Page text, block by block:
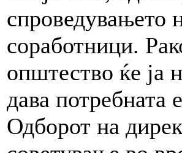
спроведувањето
соработници.
општество ќе ја
дава потребната
Одборот на